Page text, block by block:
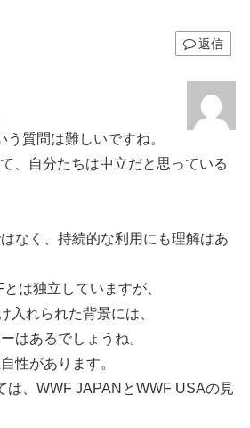
返信
質問は難しいですね。
、自分たちは中立だと思っている
なく、持続的な利用にも理解はあ
は独立していますが、
入れられた背景には、
はあるでしょうね。
性があります。
は、WWF JAPANとWWF USAの見